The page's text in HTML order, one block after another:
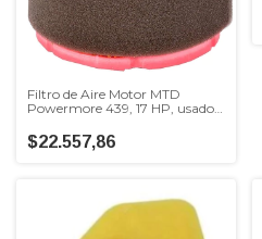
Filtro de Aire Motor MTD
Powermore 439, 17 HP, usado
corte
$22.557,86